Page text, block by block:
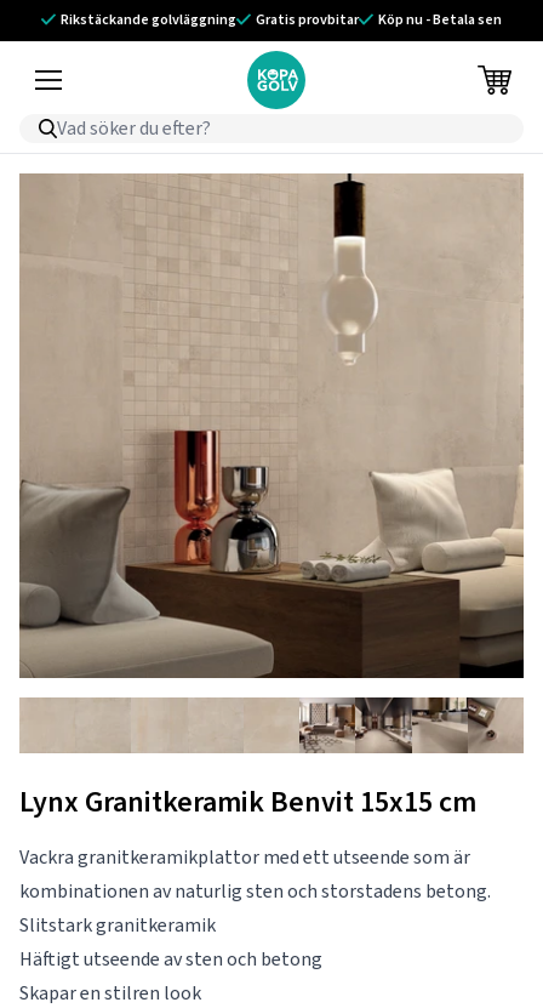
Rikstäckande golvläggning Gratis provbitar Köp nu - Betala sen
Lynx Granitkeramik Benvit 15x15 cm
Vackra granitkeramikplattor med ett utseende som är
kombinationen av naturlig sten och storstadens betong.
Slitstark granitkeramik
Häftigt utseende av sten och betong
Skapar en stilren look